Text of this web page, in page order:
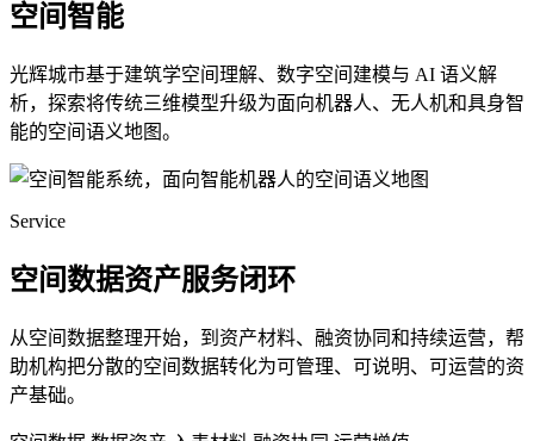
空间智能
光辉城市基于建筑学空间理解、数字空间建模与 AI 语义解
析，探索将传统三维模型升级为面向机器人、无人机和具身智
能的空间语义地图。
Service
空间数据资产服务闭环
从空间数据整理开始，到资产材料、融资协同和持续运营，帮
助机构把分散的空间数据转化为可管理、可说明、可运营的资
产基础。